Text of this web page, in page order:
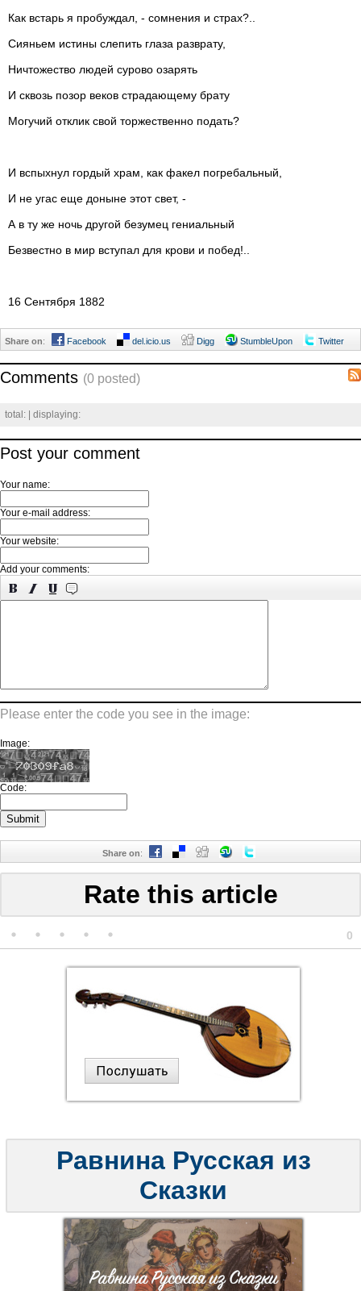
Как встарь я пробуждал, - сомнения и страх?..
Сияньем истины слепить глаза разврату,
Ничтожество людей сурово озарять
И сквозь позор веков страдающему брату
Могучий отклик свой торжественно подать?
И вспыхнул гордый храм, как факел погребальный,
И не угас еще доныне этот свет, -
А в ту же ночь другой безумец гениальный
Безвестно в мир вступал для крови и побед!..
16 Сентября 1882
Share on: Facebook del.icio.us Digg StumbleUpon Twitter
Comments (0 posted)
total: | displaying:
Post your comment
Your name:
Your e-mail address:
Your website:
Add your comments:
Please enter the code you see in the image:
Image:
Code:
Share on:
Rate this article
0
Равнина Русская из
Сказки